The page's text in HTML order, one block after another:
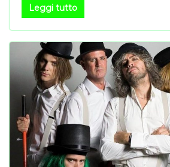
Leggi tutto